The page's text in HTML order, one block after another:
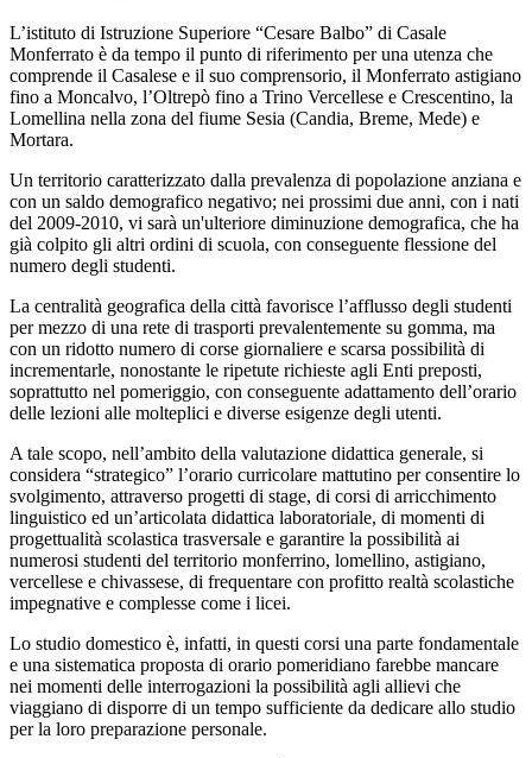
L’istituto di Istruzione Superiore “Cesare Balbo” di Casale
Monferrato è da tempo il punto di riferimento per una utenza che
comprende il Casalese e il suo comprensorio, il Monferrato astigiano
fino a Moncalvo, l’Oltrepò fino a Trino Vercellese e Crescentino, la
Lomellina nella zona del fiume Sesia (Candia, Breme, Mede) e
Mortara.
Un territorio caratterizzato dalla prevalenza di popolazione anziana e
con un saldo demografico negativo; nei prossimi due anni, con i nati
del 2009-2010, vi sarà un'ulteriore diminuzione demografica, che ha
già colpito gli altri ordini di scuola, con conseguente flessione del
numero degli studenti.
La centralità geografica della città favorisce l’afflusso degli studenti
per mezzo di una rete di trasporti prevalentemente su gomma, ma
con un ridotto numero di corse giornaliere e scarsa possibilità di
incrementarle, nonostante le ripetute richieste agli Enti preposti,
soprattutto nel pomeriggio, con conseguente adattamento dell’orario
delle lezioni alle molteplici e diverse esigenze degli utenti.
A tale scopo, nell’ambito della valutazione didattica generale, si
considera “strategico” l’orario curricolare mattutino per consentire lo
svolgimento, attraverso progetti di stage, di corsi di arricchimento
linguistico ed un’articolata didattica laboratoriale, di momenti di
progettualità scolastica trasversale e garantire la possibilità ai
numerosi studenti del territorio monferrino, lomellino, astigiano,
vercellese e chivassese, di frequentare con profitto realtà scolastiche
impegnative e complesse come i licei.
Lo studio domestico è, infatti, in questi corsi una parte fondamentale
e una sistematica proposta di orario pomeridiano farebbe mancare
nei momenti delle interrogazioni la possibilità agli allievi che
viaggiano di disporre di un tempo sufficiente da dedicare allo studio
per la loro preparazione personale.